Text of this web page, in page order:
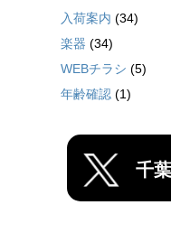
入荷案内 (34)
楽器 (34)
WEBチラシ (5)
年齢確認 (1)
千